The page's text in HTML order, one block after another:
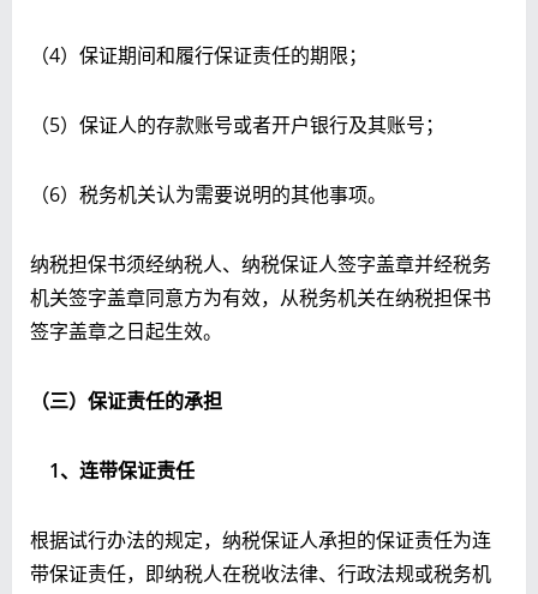
（4）保证期间和履行保证责任的期限；
（5）保证人的存款账号或者开户银行及其账号；
（6）税务机关认为需要说明的其他事项。
纳税担保书须经纳税人、纳税保证人签字盖章并经税务
机关签字盖章同意方为有效，从税务机关在纳税担保书
签字盖章之日起生效。
（三）保证责任的承担
1、连带保证责任
根据试行办法的规定，纳税保证人承担的保证责任为连
带保证责任，即纳税人在税收法律、行政法规或税务机